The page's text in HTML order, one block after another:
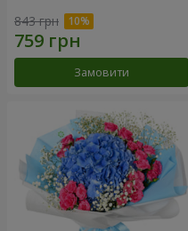
843 грн
Замовити